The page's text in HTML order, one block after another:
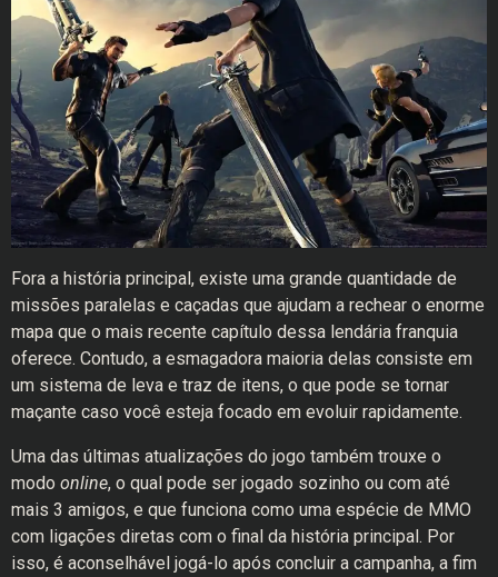
Fora a história principal, existe uma grande quantidade de
missões paralelas e caçadas que ajudam a rechear o enorme
mapa que o mais recente capítulo dessa lendária franquia
oferece. Contudo, a esmagadora maioria delas consiste em
um sistema de leva e traz de itens, o que pode se tornar
maçante caso você esteja focado em evoluir rapidamente.
Uma das últimas atualizações do jogo também trouxe o
modo online, o qual pode ser jogado sozinho ou com até
mais 3 amigos, e que funciona como uma espécie de MMO
com ligações diretas com o final da história principal. Por
isso, é aconselhável jogá-lo após concluir a campanha, a fim